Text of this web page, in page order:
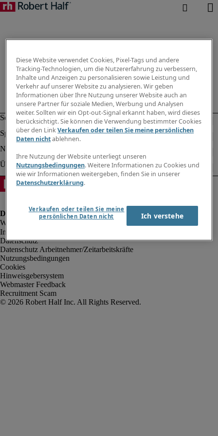
Impressum
Datenschutz
Datenschutz Arbeitnehmer/Zeitarbeitskräfte
Nutzungsbedingungen
Cookies
Hinweisgebersystem
Webmaster Feedback
Recruitment Scam
Diese Website verwendet Cookies, Pixel-Tags und andere
Tracking-Technologien, um die Nutzererfahrung zu verbessern,
Inhalte und Anzeigen zu personalisieren sowie Leistung und
Verkehr auf unserer Website zu analysieren. Wir geben
Informationen über Ihre Nutzung unserer Website auch an
unsere Partner für soziale Medien, Werbung und Analysen
weiter. Sollten wir ein Opt-out-Signal erkannt haben, wird dieses
berücksichtigt. Sie können die Verwendung bestimmter Cookies
über den LinkVerkaufen oder teilen Sie meine persönlichen
Daten nichtablehnen.
Ihre Nutzung der Website unterliegt unseren
Nutzungsbedingungen. Weitere Informationen zu Cookies und
wie wir Informationen weitergeben, finden Sie in unserer
Datenschutzerklärung.
Verkaufen oder teilen Sie meine
persönlichen Daten nicht
Ich verstehe